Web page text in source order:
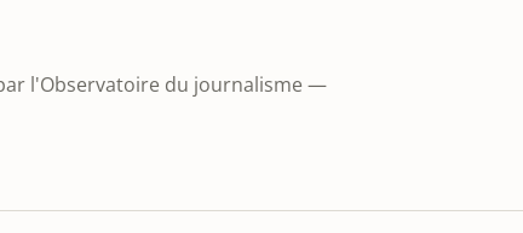
l'Observatoire du journalisme —